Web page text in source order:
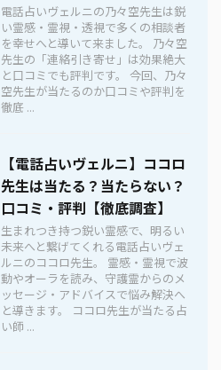
電話占いヴェルニの乃々空先生は鋭
い霊感・霊視・透視で多くの相談者
を幸せへと導いて来ました。 乃々空
先生の「連絡引き寄せ」は効果絶大
と口コミでも評判です。 今回、乃々
空先生が当たるのか口コミや評判を
徹底 ...
【電話占いヴェルニ】ココロ
先生は当たる？当たらない？
口コミ・評判【徹底調査】
生まれつき持つ鋭い霊感で、明るい
未来へと繋げてくれる電話占いヴェ
ルニのココロ先生。 霊感・霊視で波
動やオーラを読み、守護霊からのメ
ッセージ・アドバイスで悩み解決へ
と導きます。 ココロ先生が当たる占
い師 ...